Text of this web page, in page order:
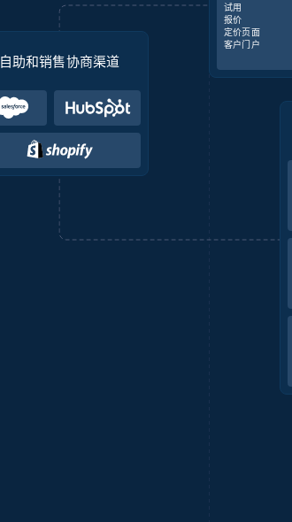
试用
报价
定价页面
客户门户
自助和销售协商渠道